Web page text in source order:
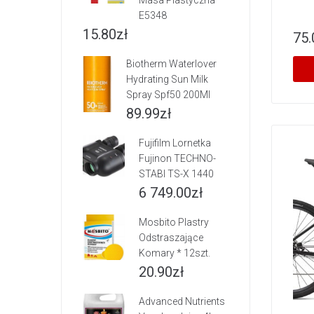
E5348
15.80zł
Biotherm Waterlover
Hydrating Sun Milk
Spray Spf50 200Ml
89.99zł
Fujifilm Lornetka
Fujinon TECHNO-
STABI TS-X 1440
6 749.00zł
Mosbito Plastry
Odstraszające
Komary * 12szt.
20.90zł
Advanced Nutrients